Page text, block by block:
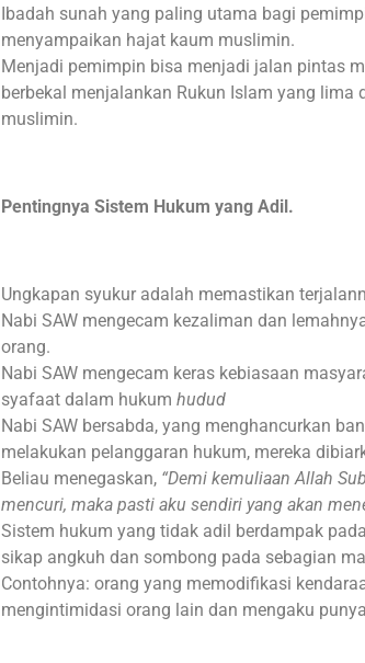
Ibadah sunah yang paling utama bagi
menyampaikan hajat kaum muslimin.
Menjadi pemimpin bisa menjadi jalan pintas
berbekal menjalankan Rukun Islam yang
muslimin.
Pentingnya Sistem Hukum yang Adil.
Ungkapan syukur adalah memastikan
Nabi SAW mengecam kezaliman dan
orang.
Nabi SAW mengecam keras kebiasaan
syafaat dalam hukum hudud
Nabi SAW bersabda, yang menghancurkan
melakukan pelanggaran hukum, mereka
Beliau menegaskan, “Demi kemuliaan Allah
mencuri, maka pasti aku sendiri yang akan
Sistem hukum yang tidak adil berdampak
sikap angkuh dan sombong pada sebagian
Contohnya: orang yang memodifikasi
mengintimidasi orang lain dan mengaku